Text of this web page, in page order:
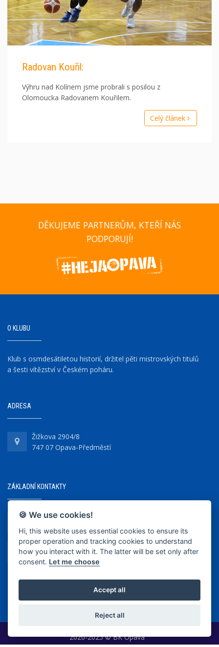
Radovan Kouřil:
Výhru nad Kolínem jsme probrali s posilou z
Olomoucka Radovanem Kouřilem.
Celý článek
DĚKUJEME PARTNERŮM, KTEŘÍ NÁS
PODPORUJÍ!
O KLUBU
Klub s osmdesátiletou historií, držitel pěti mistrovských titulů
a šesti vítězství v Českém poháru.
ADRESA
Žižkova 2904/8
747 07 Opava-Předměstí
ZÁKLADNÍ KONTAKTY
+420 737 218 679
info@bkopava.cz
www.bkopava.cz
2020-2025 © BK Opava
🍪 We use cookies!
Hi, this website uses essential cookies to ensure its
proper operation and tracking cookies to understand
how you interact with it. The latter will be set only after
consent. Let me choose
Accept all
Reject all